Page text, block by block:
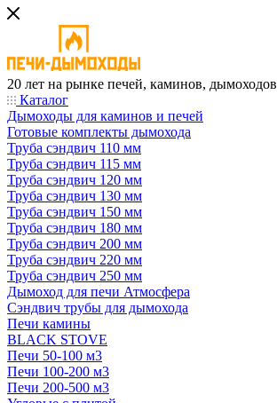
20 лет на рынке печей, каминов, дымоходов
Каталог
Дымоходы для каминов и печей
Готовые комплекты дымохода
Труба сэндвич 110 мм
Труба сэндвич 115 мм
Труба сэндвич 120 мм
Труба сэндвич 130 мм
Труба сэндвич 150 мм
Труба сэндвич 180 мм
Труба сэндвич 200 мм
Труба сэндвич 220 мм
Труба сэндвич 250 мм
Дымоход для печи Атмосфера
Сэндвич трубы для дымохода
Печи камины
BLACK STOVE
Печи 50-100 м3
Печи 100-200 м3
Печи 200-500 м3